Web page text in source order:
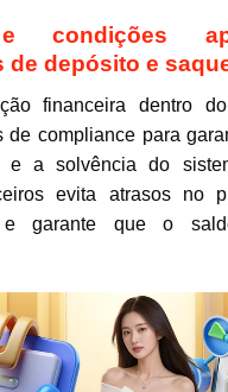
condições
de depósito e
financeira dentro
de compliance para
e a solvência do
evita atrasos no
e garante que o